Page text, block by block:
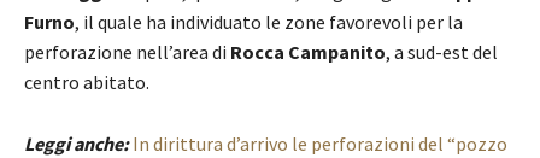
Furno, il quale ha individuato le zone favorevoli per la
perforazione nell’area di Rocca Campanito, a sud-est del
centro abitato.
Leggi anche:In dirittura d’arrivo le perforazioni del “pozzo